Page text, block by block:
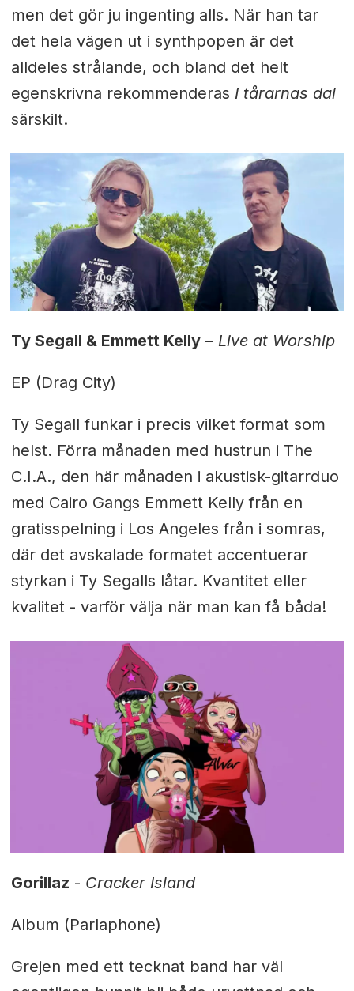
men det gör ju ingenting alls. När han tar
det hela vägen ut i synthpopen är det
alldeles strålande, och bland det helt
egenskrivna rekommenderas I tårarnas dal
särskilt.
Ty Segall & Emmett Kelly– Live at Worship
EP (Drag City)
Ty Segall funkar i precis vilket format som
helst. Förra månaden med hustrun i The
C.I.A., den här månaden i akustisk-gitarrduo
med Cairo Gangs Emmett Kelly från en
gratisspelning i Los Angeles från i somras,
där det avskalade formatet accentuerar
styrkan i Ty Segalls låtar. Kvantitet eller
kvalitet - varför välja när man kan få båda!
Gorillaz - Cracker Island
Album (Parlaphone)
Grejen med ett tecknat band har väl